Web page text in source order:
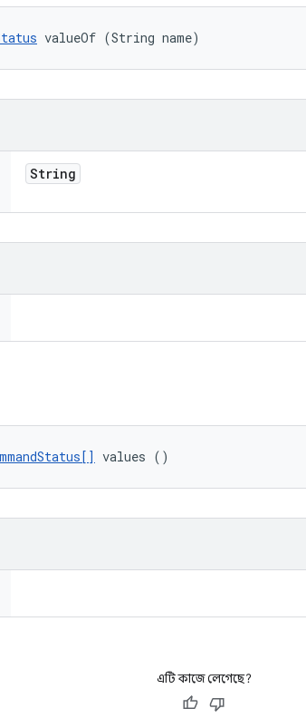
valueOf (String name)
String
values ()
এটি কাজে লেগেছে?